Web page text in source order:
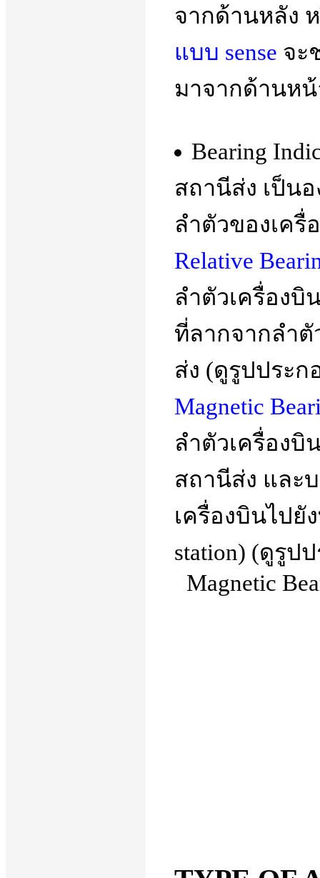
จากด้านหลัง
แบบ sense จะ
มาจากด้านห
Bearing
สถานีส่ง เป็น
ลำตัวของเครื่
Relative
ลำตัวเครื่องบิ
ที่ลากจากลำตั
ส่ง (ดูรูปประก
Magnetic
ลำตัวเครื่องบิ
สถานีส่ง และ
เครื่องบินไปยั
station) (ดูรูป
Magnetic